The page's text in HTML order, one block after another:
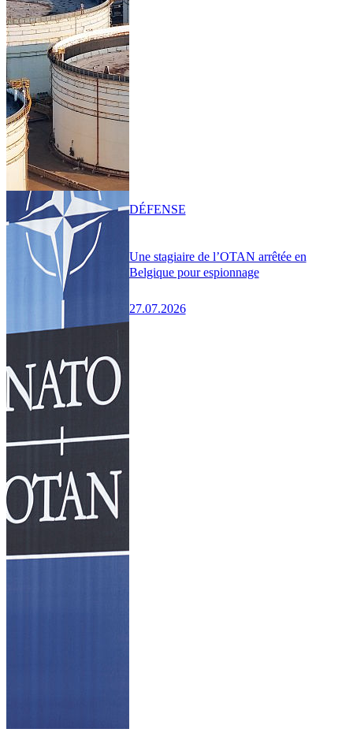
Une stagiaire de l’OTAN arrêtée en
Belgique pour espionnage
27.07.2026
DÉFENSE